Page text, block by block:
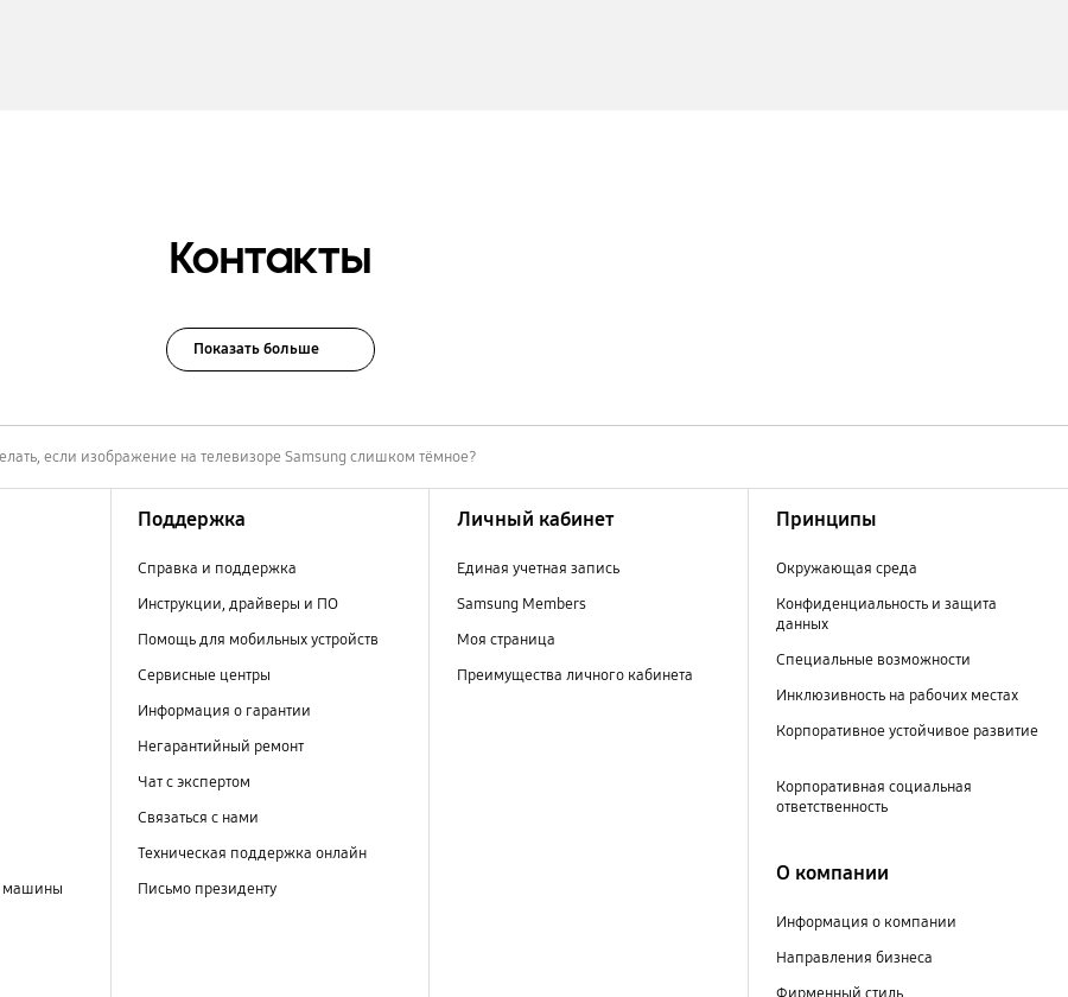
Контакты
Показать больше
если изображение на телевизоре Samsung слишком тёмное?
машины
Поддержка
Справка и поддержка
Инструкции, драйверы и ПО
Помощь для мобильных устройств
Сервисные центры
Информация о гарантии
Негарантийный ремонт
Чат с экспертом
Связаться с нами
Техническая поддержка онлайн
Письмо президенту
Личный кабинет
Единая учетная запись
Samsung Members
Моя страница
Преимущества личного кабинета
Принципы
Окружающая среда
Конфиденциальность и защита
данных
Специальные возможности
Инклюзивность на рабочих местах
Корпоративное устойчивое развитие
Корпоративная социальная
ответственность
О компании
Информация о компании
Направления бизнеса